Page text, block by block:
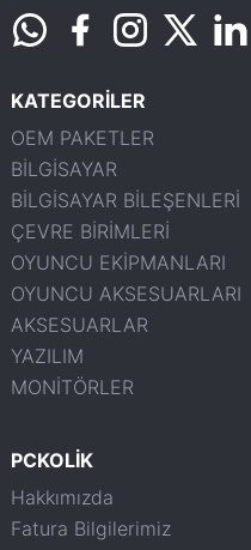
KATEGORİLER
OEM PAKETLER
BİLGİSAYAR
BİLGİSAYAR BİLEŞENLERİ
ÇEVRE BİRİMLERİ
OYUNCU EKİPMANLARI
OYUNCU AKSESUARLARI
AKSESUARLAR
YAZILIM
MONİTÖRLER
PCKOLİK
Hakkımızda
Fatura Bilgilerimiz